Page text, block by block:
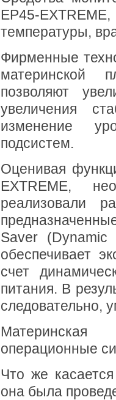
EP45-
температуры,
Фирменные
материнской
позволяют
увеличения
изменение
подсистем.
Оценивая
EXTREME,
реализовали
Saver (Dynamic
обеспечивает
счет
питания. В
следовательно,
Материнская
операционные
Что же
она была